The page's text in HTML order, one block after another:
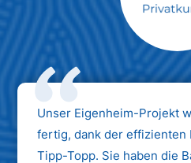
Max
Unser Eigenheim-Projekt
fertig, dank der effizienten
Tipp-Topp. Sie haben die